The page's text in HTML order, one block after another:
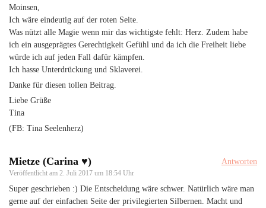
Moinsen,
Ich wäre eindeutig auf der roten Seite.
Was nützt alle Magie wenn mir das wichtigste fehlt: Herz. Zudem habe
ich ein ausgeprägtes Gerechtigkeit Gefühl und da ich die Freiheit liebe
würde ich auf jeden Fall dafür kämpfen.
Ich hasse Unterdrückung und Sklaverei.
Danke für diesen tollen Beitrag.
Liebe Grüße
Tina
(FB: Tina Seelenherz)
Mietze (Carina ♥)
Veröffentlicht am 2. Juli 2017 um 18:54 Uhr
Antworten
Super geschrieben :) Die Entscheidung wäre schwer. Natürlich wäre man
gerne auf der einfachen Seite der privilegierten Silbernen. Macht und